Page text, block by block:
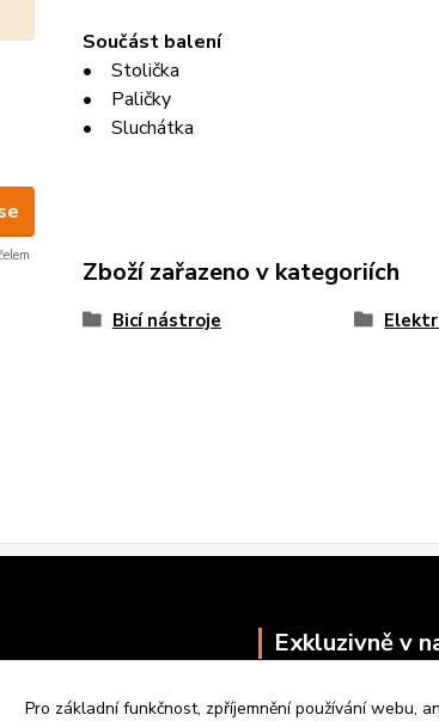
Součást balení
• Stolička
• Paličky
• Sluchátka
Zboží zařazeno v kategoriích
Bicí nástroje
Exkluzivně v
Pro základní funkčnost, zpříjemnění používání webu,